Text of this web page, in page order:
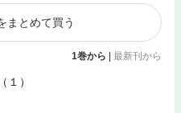
まとめて買う
1巻から | 最新刊から
１）